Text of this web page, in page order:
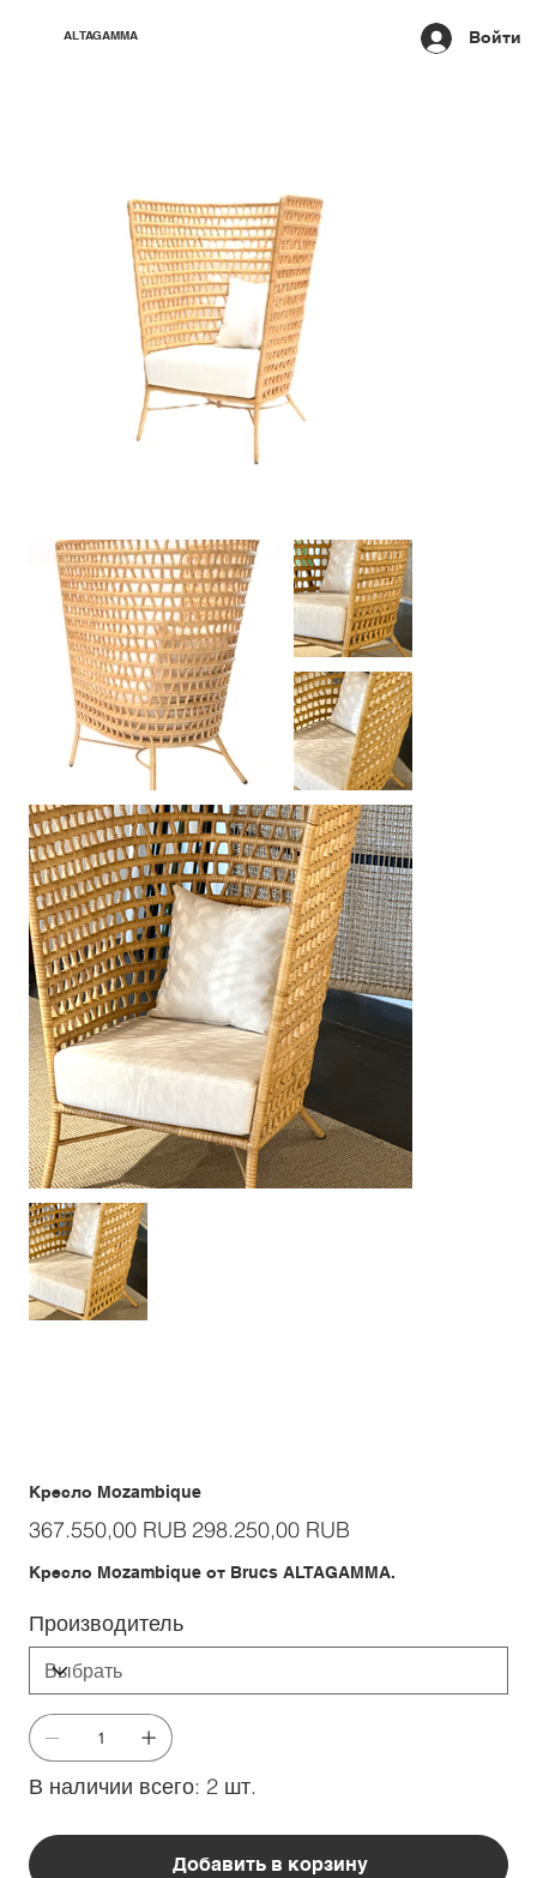
ALTAGAMMA Войти
Кресло Mozambique
Первоначальная
цена
367.550,00 RUB Спеццена
298.250,00 RUB
Кресло Mozambique от Brucs ALTAGAMMA.
Производитель
В наличии всего: 2 шт.
Добавить в корзину